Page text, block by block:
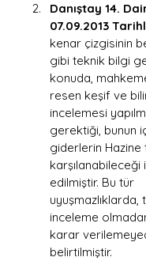
Danıştay 14.
07.09.2013
kenar çizgisinin
gibi teknik bilgi
konuda,
resen keşif ve
incelemesi
gerektiği, bunun
giderlerin Hazine
karşılanabileceği
edilmiştir. Bu tür
uyuşmazlıklarda,
inceleme
karar
belirtilmiştir.